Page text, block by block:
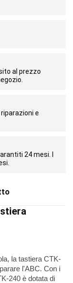
al prezzo
e
24 mesi. I
la tastiera CTK-
l'ABC. Con i
240 è dotata di